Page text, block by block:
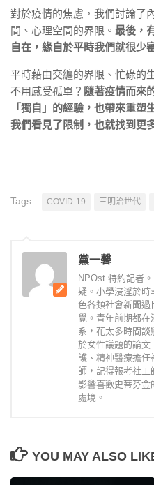
對於疫情的焦慮，我們討論了
間、心理空間的界限。 最後，
自在，緣自於平時我們就很少
平時藉由交纏的界限、忙碌的
不用感受孤單？ 隨著疫情而來
「獨自」的經驗，也帶來重
我們看見了限制，也就找到更
Tags: COVID-19 三明治世代
黨一馨
NPOst 特約記者
疑。小學浸淫於時
色各類社會新聞過
覺。青年前期都在
系，花太多時間談
於女性議題的論文
護、精神醫療擔任
師，記得報考社
影響喜歡史蒂芬
處境。
YOU MAY ALSO